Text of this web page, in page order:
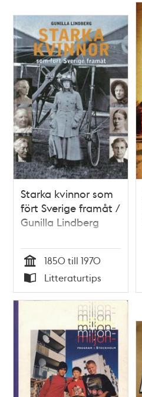
Starka kvinnor som
fört Sverige framåt /
Gunilla Lindberg
Tid
1850 till 1970
Typ
Litteraturtips